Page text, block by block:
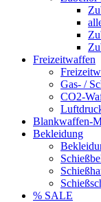
Freizeitwaffen
Gas- /
CO2-
Blankwaffen-
Bekleidung
% SALE